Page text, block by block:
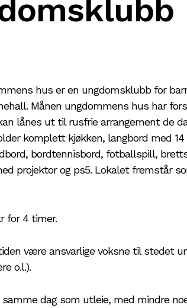
hus er en ungdomsklubb for
Månen ungdommens hus har
lånes ut til rusfrie arrangement de
komplett kjøkken, langbord med
bordtennisbord, fotballspill,
projektor og ps5. Lokalet fremstår
for 4 timer.
være ansvarlige voksne til stedet
o.l.).
dag som utleie, med mindre